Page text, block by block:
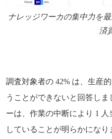
ナレッジワーカの集中力を
済
調査対象者の 42% は、生産
うことができないと回答し
ーは、作業の中断により 1
していることが明らかにな